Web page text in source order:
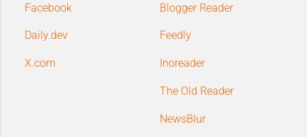
Facebook
Daily.dev
X.com
Blogger Reader
Feedly
Inoreader
The Old Reader
NewsBlur